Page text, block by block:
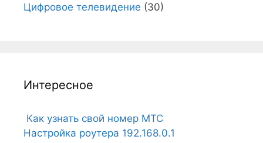
Цифровое телевидение (30)
Интересное
Как узнать свой номер МТС
Настройка роутера 192.168.0.1